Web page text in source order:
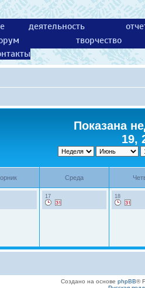
деятельность
творчество
Показана
19,
Среда
17 18
Создано на основе phpBB®